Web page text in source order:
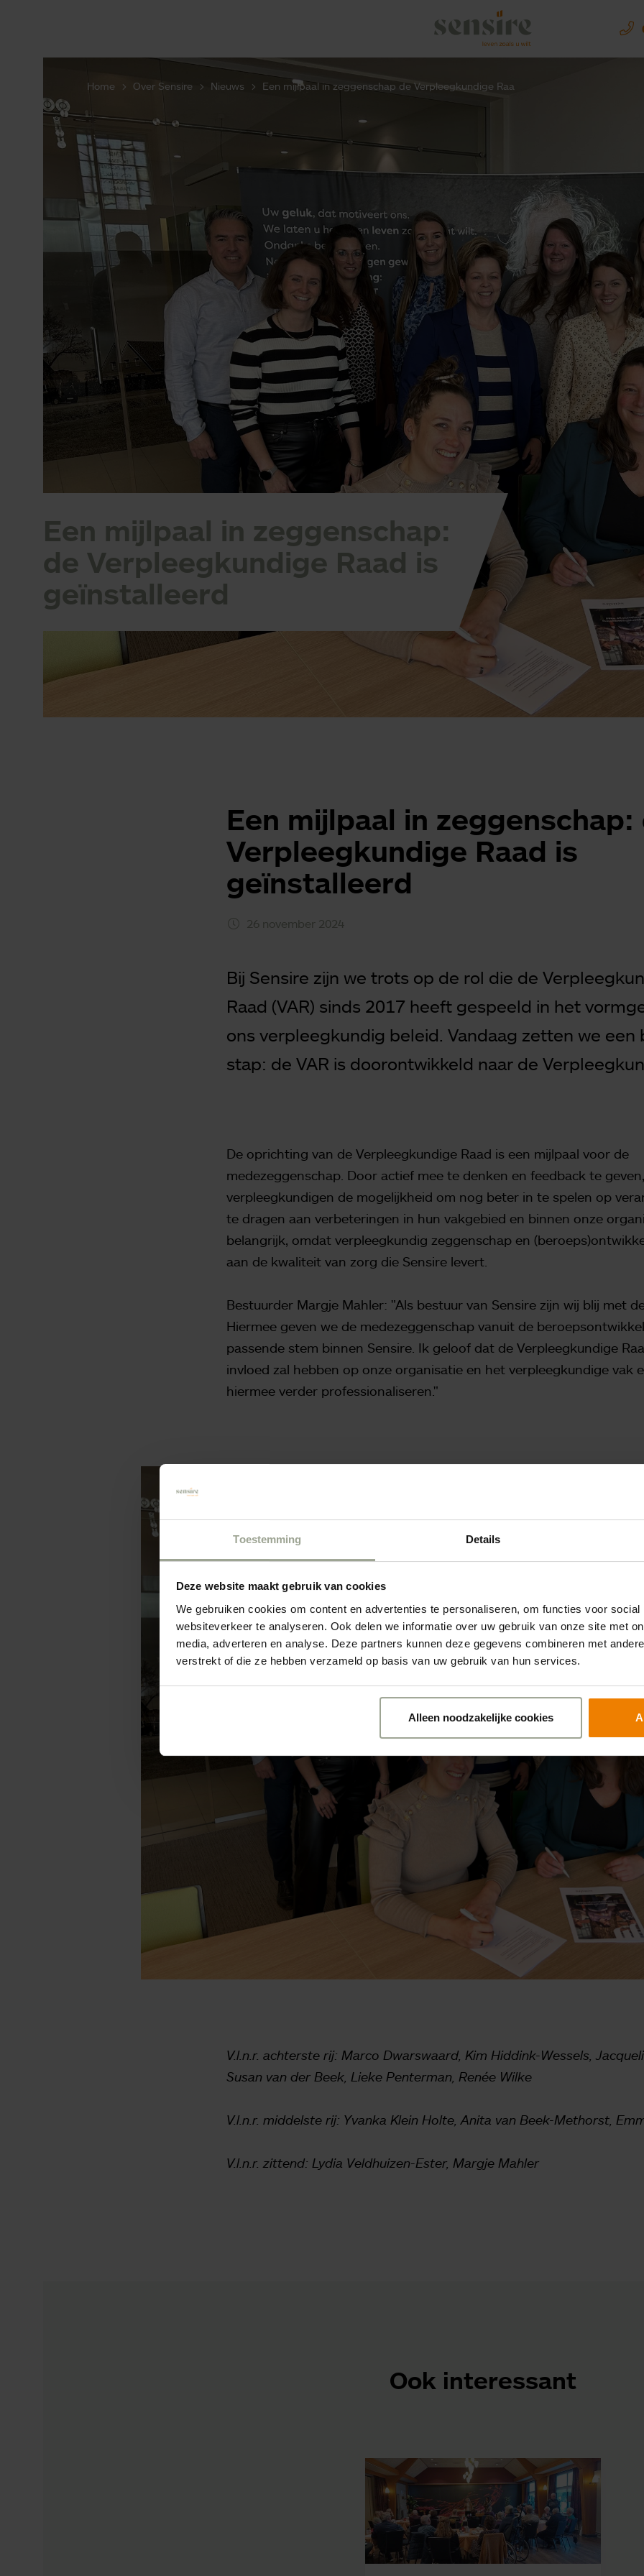
Toestemming Details
Deze website maakt gebruik van cookies
We gebruiken cookies om content en advertenties te personaliseren, om functies voor
websiteverkeer te analyseren. Ook delen we informatie over uw gebruik van onze site met
media, adverteren en analyse. Deze partners kunnen deze gegevens combineren met
verstrekt of die ze hebben verzameld op basis van uw gebruik van hun services.
Alleen noodzakelijke cookies
Sensire logo
U bent hier:
Home Over Sensire Nieuws Een mijlpaal in zeggenschap de Verpleegkundige Raa
Een mijlpaal in zeggenschap:
de Verpleegkundige Raad is
geïnstalleerd
Een mijlpaal in zeggenschap:
Verpleegkundige Raad is
geïnstalleerd
26 november 2024
Bij Sensire zijn we trots op de rol die de
Raad (VAR) sinds 2017 heeft gespeeld in het
ons verpleegkundig beleid. Vandaag zetten we een
stap: de VAR is doorontwikkeld naar de
De oprichting van de Verpleegkundige Raad is een mijlpaal voor de
medezeggenschap. Door actief mee te denken en feedback te
verpleegkundigen de mogelijkheid om nog beter in te spelen op
te dragen aan verbeteringen in hun vakgebied en binnen onze
belangrijk, omdat verpleegkundig zeggenschap en
aan de kwaliteit van zorg die Sensire levert.
Bestuurder Margje Mahler: "Als bestuur van Sensire zijn wij blij met
Hiermee geven we de medezeggenschap vanuit de
passende stem binnen Sensire. Ik geloof dat de Verpleegkundige
invloed zal hebben op onze organisatie en het verpleegkundige vak
hiermee verder professionaliseren."
V.l.n.r. achterste rij: Marco Dwarswaard, Kim Hiddink-Wessels,
Susan van der Beek, Lieke Penterman, Renée Wilke
V.l.n.r. middelste rij: Yvanka Klein Holte, Anita van Beek-Methorst,
V.l.n.r. zittend: Lydia Veldhuizen-Ester, Margje Mahler
Ook interessant